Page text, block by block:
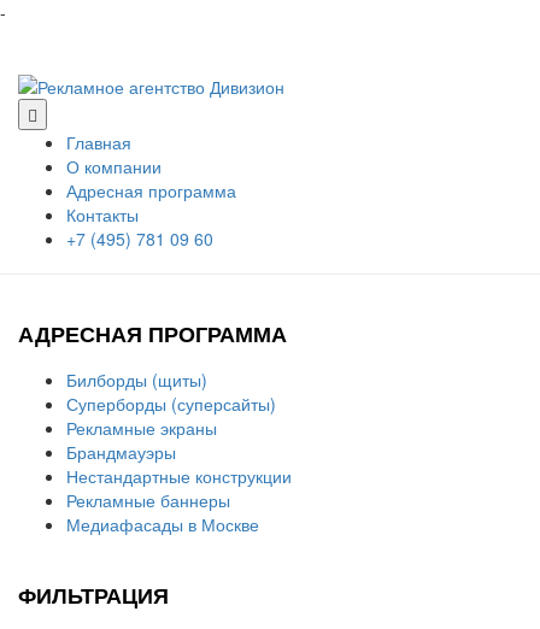
-
Главная
О компании
Адресная программа
Контакты
+7 (495) 781 09 60
АДРЕСНАЯ ПРОГРАММА
Билборды (щиты)
Суперборды (суперсайты)
Рекламные экраны
Брандмауэры
Нестандартные конструкции
Рекламные баннеры
Медиафасады в Москве
ФИЛЬТРАЦИЯ